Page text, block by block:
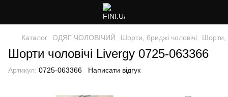
Каталог ОДЯГ ЧОЛОВІЧИЙ Шорти, бриджі чоловічі Шорти,
Шорти чоловічі Livergy 0725-063366
Артикул: 0725-063366 Написати відгук